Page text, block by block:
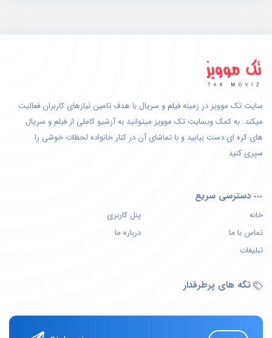
سایت تک موویز در زمینه فیلم و سریال با هدف تامین نیازهای کاربران فعالیت
میکند. به کمک وبسایت تک موویز میتوانید به آرشیو کاملی از فیلم و سریال
های کره ای دست بیابید و با تماشای آن در کنار خانواده لحظات خوشی را
سپری کنید
دسترسی سریع
خانه
پنل کاربری
تماس با ما
درباره ما
تبلیغات
تگه های پرطرفدار